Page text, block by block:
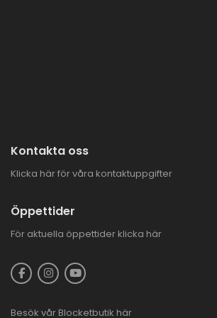
Kontakta oss
Klicka här för våra kontaktuppgifter
Öppettider
För aktuella öppettider klicka här
Besök vår Blocketbutik här